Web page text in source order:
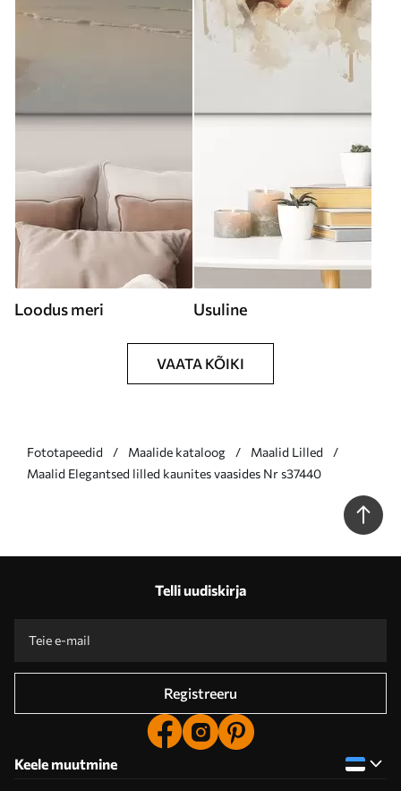
Loodus meri Usuline
VAATA KÕIKI
Fototapeedid Maalide kataloog
Maalid Lilled
Maalid Elegantsed lilled kaunites vaasides Nr s37440
Telli uudiskirja
Registreeru
Keele muutmine